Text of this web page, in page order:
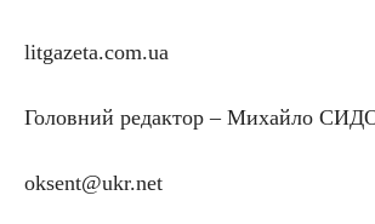
litgazeta.com.ua
Головний редактор – Михайло
oksent@ukr.net